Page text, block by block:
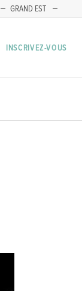
GRAND EST
INSCRIVEZ-VOUS